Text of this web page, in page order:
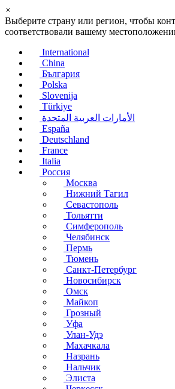
×
Выберите страну или регион, чтобы
соответствовали вашему
International
China
България
Polska
Slovenija
Türkiye
الأمارات العربية المتحدة
España
Deutschland
France
Italia
Россия
Москва
Нижний Тагил
Севастополь
Тольятти
Симферополь
Челябинск
Пермь
Тюмень
Санкт-Петербург
Новосибирск
Омск
Майкоп
Грозный
Уфа
Улан-Удэ
Махачкала
Назрань
Нальчик
Элиста